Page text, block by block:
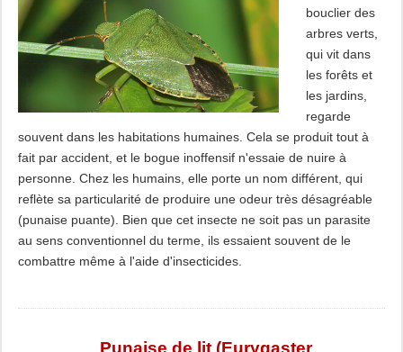
bouclier des
arbres verts,
qui vit dans
les forêts et
les jardins,
regarde
souvent dans les habitations humaines. Cela se produit tout à
fait par accident, et le bogue inoffensif n'essaie de nuire à
personne. Chez les humains, elle porte un nom différent, qui
reflète sa particularité de produire une odeur très désagréable
(punaise puante). Bien que cet insecte ne soit pas un parasite
au sens conventionnel du terme, ils essaient souvent de le
combattre même à l'aide d'insecticides.
Punaise de lit (Eurygaster